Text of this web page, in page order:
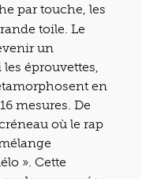
par touche, les
toile. Le
un
éprouvettes,
en
mesures. De
où le rap
». Cette